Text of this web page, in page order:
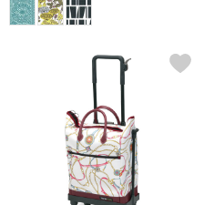
アクセサリー